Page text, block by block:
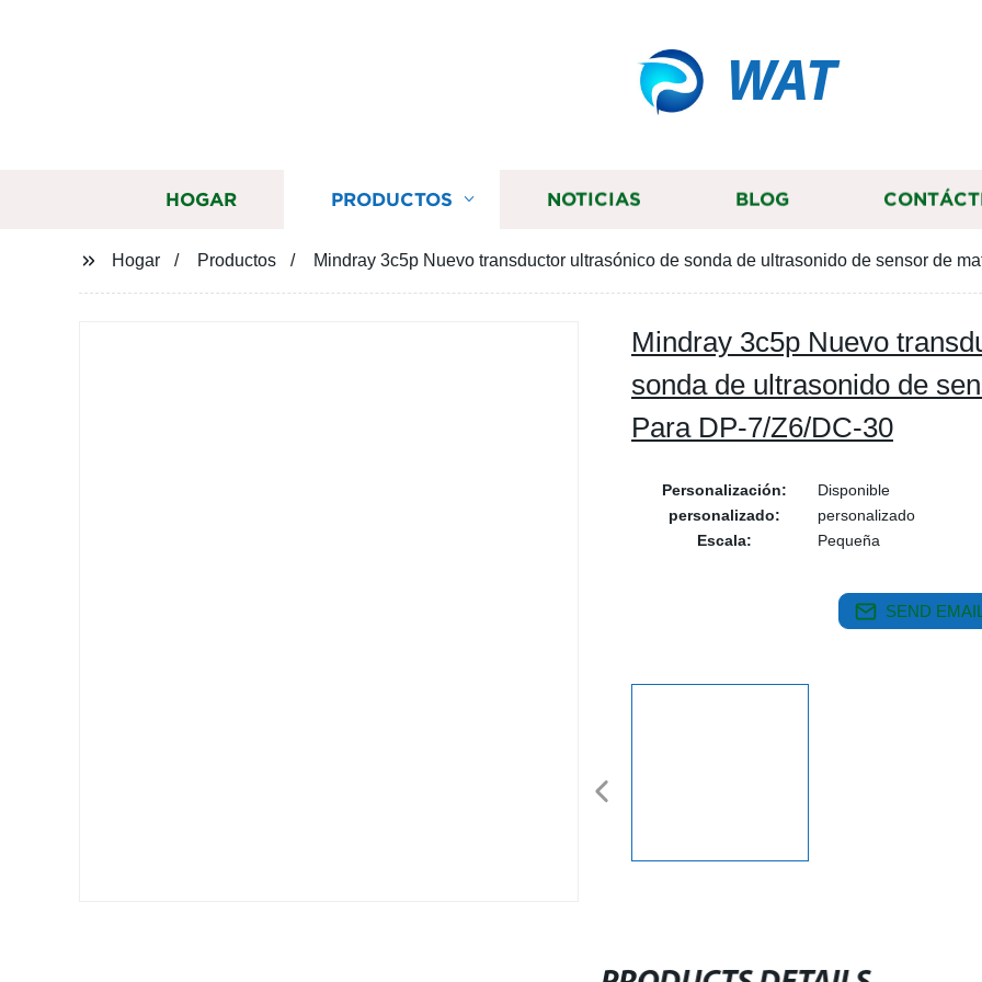
WAT
HOGAR PRODUCTOS NOTICIAS BLOG
Hogar Productos Mindray 3c5p Nuevo transductor ultrasónico de sonda de ultrasonido de sensor de
Mindray 3c5p Nuevo
sonda de ultrasonido de
Para DP-7/Z6/DC-30
Personalización:
Disponible
personalizado:
personalizado
Escala:
Pequeña
SEND